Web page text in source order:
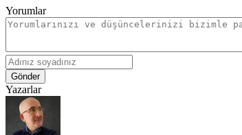
Yorumlar
Gönder
Yazarlar